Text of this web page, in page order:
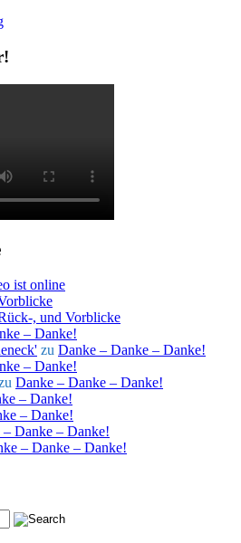
ist online
, und Vorblicke
– Danke!
zu Danke – Danke – Danke!
– Danke!
Danke – Danke – Danke!
– Danke!
– Danke!
– Danke – Danke!
– Danke – Danke!